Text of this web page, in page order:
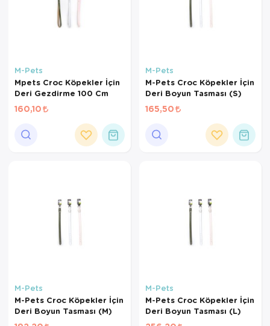
M-Pets
Mpets Croc Köpekler İçin
Deri Gezdirme 100 Cm
160,10
M-Pets
M-Pets Croc Köpekler İçin
Deri Boyun Tasması (S)
165,50
M-Pets
M-Pets Croc Köpekler İçin
Deri Boyun Tasması (M)
M-Pets
M-Pets Croc Köpekler İçin
Deri Boyun Tasması (L)